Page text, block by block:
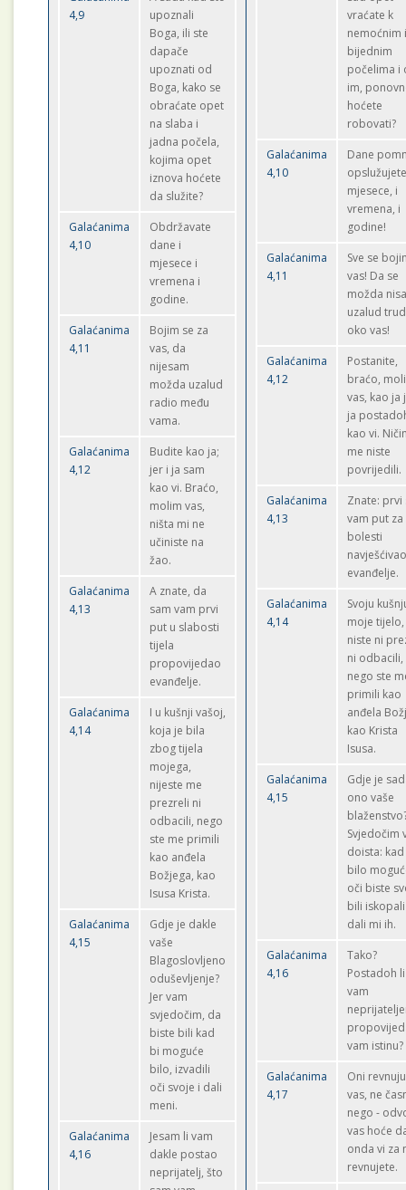
4,9
upoznali
Boga, ili ste
dapače
upoznati od
Boga, kako se
obraćate opet
na slaba i
jadna počela,
kojima opet
iznova hoćete
da služite?
Galaćanima
4,10
Obdržavate
dane i
mjesece i
vremena i
godine.
Galaćanima
4,11
Bojim se za
vas, da
nijesam
možda uzalud
radio među
vama.
Galaćanima
4,12
Budite kao ja;
jer i ja sam
kao vi. Braćo,
molim vas,
ništa mi ne
učiniste na
žao.
Galaćanima
4,13
A znate, da
sam vam prvi
put u slabosti
tijela
propovijedao
evanđelje.
Galaćanima
4,14
I u kušnji vašoj,
koja je bila
zbog tijela
mojega,
nijeste me
prezreli ni
odbacili, nego
ste me primili
kao anđela
Božjega, kao
Isusa Krista.
Galaćanima
4,15
Gdje je dakle
vaše
Blagoslovljeno
oduševljenje?
Jer vam
svjedočim, da
biste bili kad
bi moguće
bilo, izvadili
oči svoje i dali
meni.
Galaćanima
4,16
Jesam li vam
dakle postao
neprijatelj, što
vraćate k
nemoćnim
bijednim
počelima i
im,
hoćete
robovati?
Galaćanima
4,10
Dane
mjesece, i
vremena, i
godine!
Galaćanima
4,11
Sve se
vas! Da se
možda
uzalud
oko vas!
Galaćanima
4,12
Postanite,
braćo,
vas, kao ja
ja
kao vi.
me niste
povrijedili.
Galaćanima
4,13
Znate: prvi
vam put za
bolesti
evanđelje.
Galaćanima
4,14
Svoju
moje tijelo,
niste ni
ni odbacili,
nego ste
primili kao
anđela
kao Krista
Isusa.
Galaćanima
4,15
Gdje je
ono vaše
Svjedočim
doista:
bilo
oči biste
bili
dali mi ih.
Galaćanima
4,16
Tako?
Postadoh li
vam
vam istinu?
Galaćanima
4,17
Oni
vas, ne
nego -
vas hoće
onda vi za
revnujete.